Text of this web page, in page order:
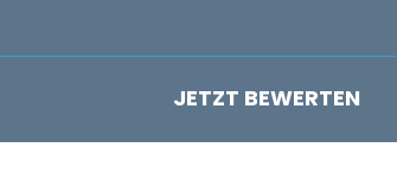
JETZT BEWERTEN